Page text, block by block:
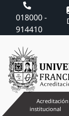
018000 -
914410
Acreditación
institucional